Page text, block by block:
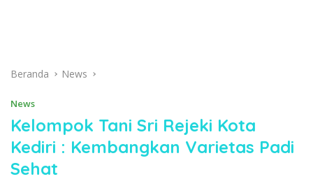
Beranda News
News
Kelompok Tani Sri Rejeki Kota
Kediri : Kembangkan Varietas Padi
Sehat